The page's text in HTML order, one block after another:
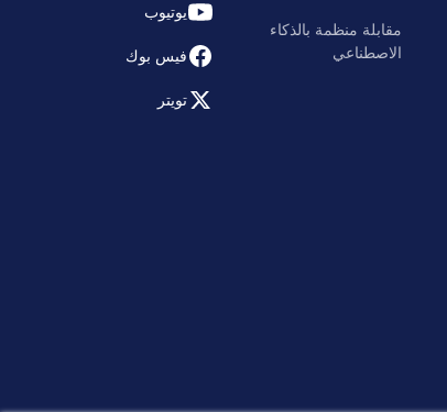
مقابلة منظمة بالذكاء
الاصطناعي
يوتيوب
فيس بوك
تويتر